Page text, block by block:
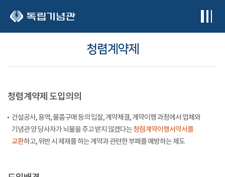
청렴계약제
청렴계약제 도입의의
건설공사, 용역, 물품구매 등의 입찰, 계약체결, 계약이행 과정에서 업체와
기념관 양 당사자가 뇌물을 주고 받지 않겠다는청렴계약이행서약서를
교환하고, 위반 시 제재를 하는 계약과 관련한 부패를 예방하는 제도